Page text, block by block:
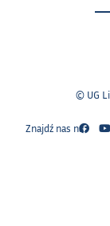
© UG
Znajdź nas na: